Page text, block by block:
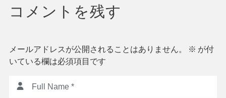
ョ
コメントを残す
メールアドレスが公開されることはありません。 ※ が付
いている欄は必須項目です